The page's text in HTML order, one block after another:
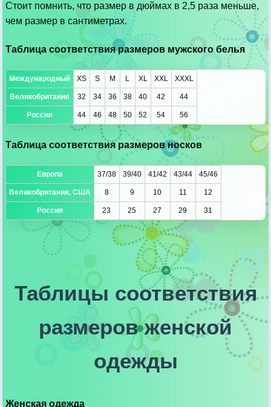
Стоит помнить, что размер в дюймах в 2,5 раза меньше,
чем размер в сантиметрах.
Таблица соответствия размеров мужского белья
Международный XS S M L XL XXL XXXL
Великобритания 32 34 36 38 40 42 44
Россия 44 46 48 50 52 54 56
Таблица соответствия размеров носков
Европа 37/38 39/40 41/42 43/44 45/46
Великобритания, США 8 9 10 11 12
Россия 23 25 27 29 31
Таблицы соответствия
размеров женской
одежды
Женская одежда